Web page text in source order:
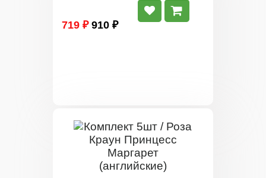
719 ₽ 910 ₽